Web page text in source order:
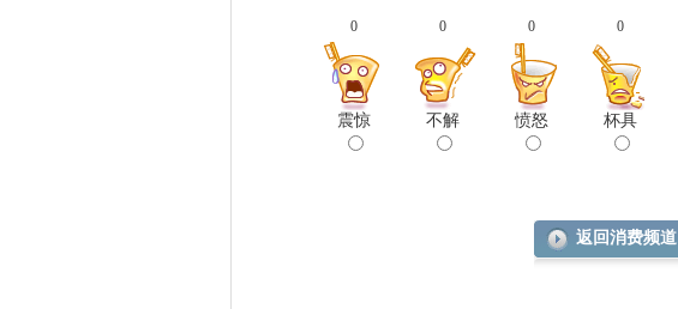
0
震惊
0
不解
0
愤怒
0
杯具
返回消费频道